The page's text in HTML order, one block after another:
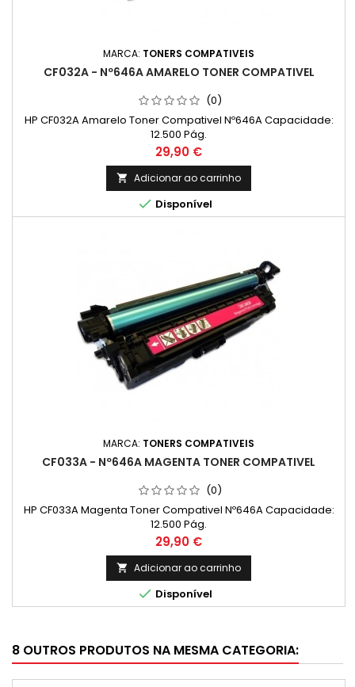
MARCA: TONERS COMPATIVEIS
CF032A - Nº646A AMARELO TONER COMPATIVEL
(0)
HP CF032A Amarelo Toner Compativel Nº646A Capacidade:
12.500 Pág.
Preço
29,90 €
 Adicionar ao carrinho
 Disponível
MARCA: TONERS COMPATIVEIS
CF033A - Nº646A MAGENTA TONER COMPATIVEL
(0)
HP CF033A Magenta Toner Compativel Nº646A Capacidade:
12.500 Pág.
Preço
29,90 €
 Adicionar ao carrinho
 Disponível
8 OUTROS PRODUTOS NA MESMA CATEGORIA: